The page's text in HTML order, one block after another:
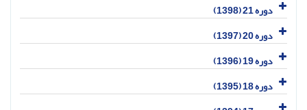
دوره 21 (1398)
دوره 20 (1397)
دوره 19 (1396)
دوره 18 (1395)